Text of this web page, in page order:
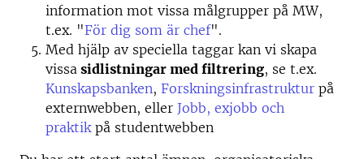
information mot vissa målgrupper på MW,
t.ex. "För dig som är chef".
Med hjälp av speciella taggar kan vi skapa
vissa sidlistningar med filtrering, se t.ex.
Kunskapsbanken, Forskningsinfrastruktur på
externwebben, eller Jobb, exjobb och
praktikpå studentwebben